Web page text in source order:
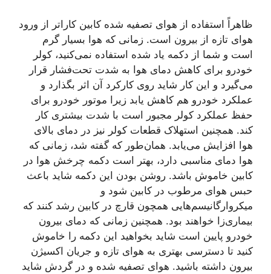
ظاهراً استفاده از هوای تصفیه شده کابین کاراتر از ورود
هوای تازه از بیرون است. زمانی که هوا بسیار گرم
است و شما از دکمه یاد شده استفاده نمی‌کنید، کولر
خودرو برای کاهش دمای هوا به شدت تحت‌فشار قرار
می‌گیرد و این کار شاید روی کارکرد آن اثر بگذارد و
عملکرد خودرو هم کاهش یابد زیرا موتور خودرو برای
حفظ عملکرد کولر مجبور است با شدت بیشتری کار
کند. همچنین استهلاک قطعات کولر نیز در دمای بالای
هوا افزایش می‌یابد. همان‌طور که گفته شد، زمانی که
هوا دمای مناسبی دارد، بهتر است دکمه چرخش هوا در
کابین خاموش باشد. روشن بودن این دکمه شاید باعث
حبس هوای مرطوب در کابین شود و
میکروارگانیسم‌هایی همچون قارچ در کابین رشد کنند که
بیماری‌زا خواهند بود. همچنین زمانی که دمای بیرون
خودرو پایین است شاید بخواهید این دکمه را خاموش
کنید تا دسترسی بهتری به هوای تازه و جریان اکسیژن
بیرون داشته باشید. هوای تصفیه شده و در گردش شاید